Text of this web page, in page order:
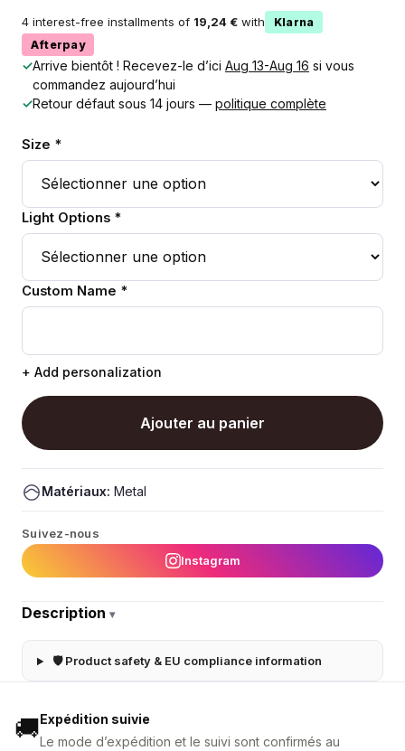
4 interest-free installments of 19,24 € with
Klarna
Afterpay
✓Arrive bientôt ! Recevez-le d’ici Aug 13-Aug 16 si vous
commandez aujourd’hui
✓Retour défaut sous 14 jours — politique complète
Size *
Light Options *
Custom Name *
+ Add personalization
Ajouter au panier
Matériaux: Metal
Suivez-nous
Instagram
Description ▾
🛡 Product safety & EU compliance information
🚚Expédition suivie
Le mode d’expédition et le suivi sont confirmés au